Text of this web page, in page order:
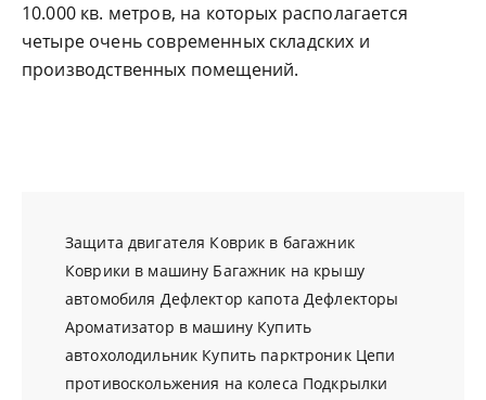
10.000 кв. метров, на которых располагается
четыре очень современных складских и
производственных помещений.
Защита двигателя Коврик в багажник
Коврики в машину Багажник на крышу
автомобиля Дефлектор капота Дефлекторы
Ароматизатор в машину Купить
автохолодильник Купить парктроник Цепи
противоскольжения на колеса Подкрылки